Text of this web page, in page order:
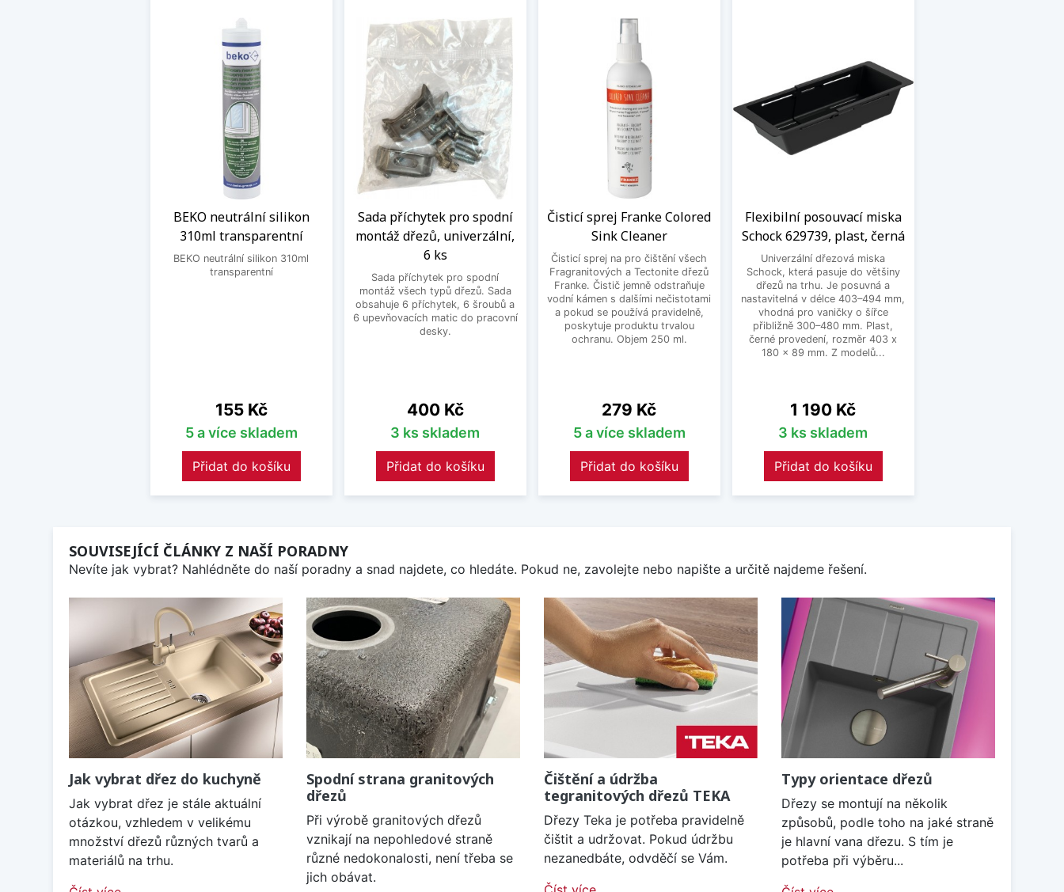
BEKO neutrální silikon
310ml transparentní
BEKO neutrální silikon 310ml
transparentní
Cena
155 Kč
5 a více skladem
Přidat do košíku
Sada příchytek pro spodní
montáž dřezů, univerzální,
6 ks
Sada příchytek pro spodní
montáž všech typů dřezů. Sada
obsahuje 6 příchytek, 6 šroubů a
6 upevňovacích matic do pracovní
desky.
Cena
400 Kč
3 ks skladem
Přidat do košíku
Čisticí sprej Franke Colored
Sink Cleaner
Čisticí sprej na pro čištění všech
Fragranitových a Tectonite dřezů
Franke. Čistič jemně odstraňuje
vodní kámen s dalšími nečistotami
a pokud se používá pravidelně,
poskytuje produktu trvalou
ochranu. Objem 250 ml.
Cena
279 Kč
5 a více skladem
Přidat do košíku
Flexibilní posouvací miska
Schock 629739, plast, černá
Univerzální dřezová miska
Schock, která pasuje do většiny
dřezů na trhu. Je posuvná a
nastavitelná v délce 403–494 mm,
vhodná pro vaničky o šířce
přibližně 300–480 mm. Plast,
černé provedení, rozměr 403 x
180 x 89 mm. Z modelů...
Cena
1 190 Kč
3 ks skladem
Přidat do košíku
SOUVISEJÍCÍ ČLÁNKY Z NAŠÍ PORADNY
Nevíte jak vybrat? Nahlédněte do naší poradny a snad najdete, co hledáte. Pokud ne, zavolejte nebo napište a určitě najdeme řešení.
Jak vybrat dřez do kuchyně
Jak vybrat dřez je stále aktuální
otázkou, vzhledem v velikému
množství dřezů různých tvarů a
materiálů na trhu.
Spodní strana granitových
dřezů
Při výrobě granitových dřezů
vznikají na nepohledové straně
různé nedokonalosti, není třeba se
jich obávat.
Čištění a údržba
tegranitových dřezů TEKA
Dřezy Teka je potřeba pravidelně
čištit a udržovat. Pokud údržbu
nezanedbáte, odvděčí se Vám.
Typy orientace dřezů
Dřezy se montují na několik
způsobů, podle toho na jaké straně
je hlavní vana dřezu. S tím je
potřeba při výběru...